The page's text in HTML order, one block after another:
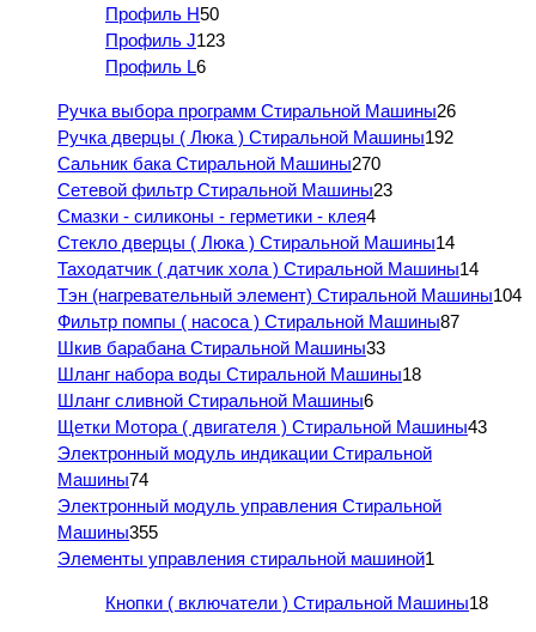
Профиль H50
Профиль J123
Профиль L6
Ручка выбора программ Стиральной Машины26
Ручка дверцы ( Люка ) Стиральной Машины192
Сальник бака Стиральной Машины270
Сетевой фильтр Стиральной Машины23
Смазки - силиконы - герметики - клея4
Стекло дверцы ( Люка ) Стиральной Машины14
Таходатчик ( датчик хола ) Стиральной Машины14
Тэн (нагревательный элемент) Стиральной Машины104
Фильтр помпы ( насоса ) Стиральной Машины87
Шкив барабана Стиральной Машины33
Шланг набора воды Стиральной Машины18
Шланг сливной Стиральной Машины6
Щетки Мотора ( двигателя ) Стиральной Машины43
Электронный модуль индикации Стиральной
Машины74
Электронный модуль управления Стиральной
Машины355
Элементы управления стиральной машиной1
Кнопки ( включатели ) Стиральной Машины18